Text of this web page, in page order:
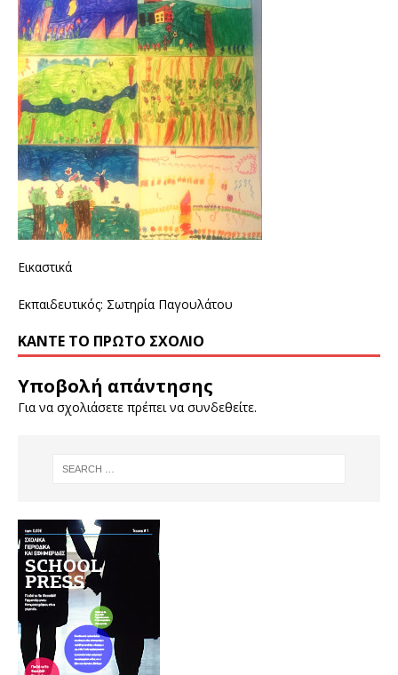
Εικαστικά
Εκπαιδευτικός: Σωτηρία Παγουλάτου
ΚΆΝΤΕ ΤΟ ΠΡΏΤΟ ΣΧΌΛΙΟ
Υποβολή απάντησης
Για να σχολιάσετε πρέπει να συνδεθείτε.